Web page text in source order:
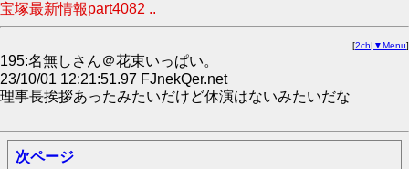
宝塚最新情報part4082 ..
[2ch| ▼Menu]
195:名無しさん＠花束いっぱい。
23/10/01 12:21:51.97 FJnekQer.net
理事長挨拶あったみたいだけど休演はないみたいだな
次ページ